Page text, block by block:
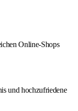
Online-Shops
und hochzufriedene